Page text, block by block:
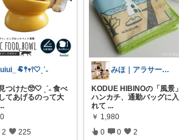
_uiui_🐏𖤣𖥧𖥣🤍ˎˊ˗
つけた🥺🤍 ˎˊ˗ 食べ
てあげるのって大
2 225
みほ｜アラサー主婦｜共働き｜2児育児中
KODUE HIBINOの「風景」
ハンカチ、通勤バッグに入
れて ...
￥ 1,980
0 0 2